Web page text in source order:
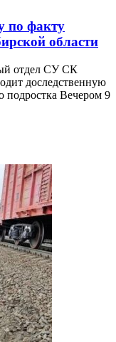
по факту
области
отдел СУ СК
доследственную
подростка Вечером 9